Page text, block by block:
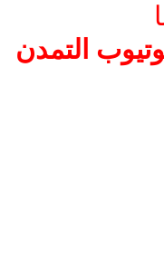
التمدن